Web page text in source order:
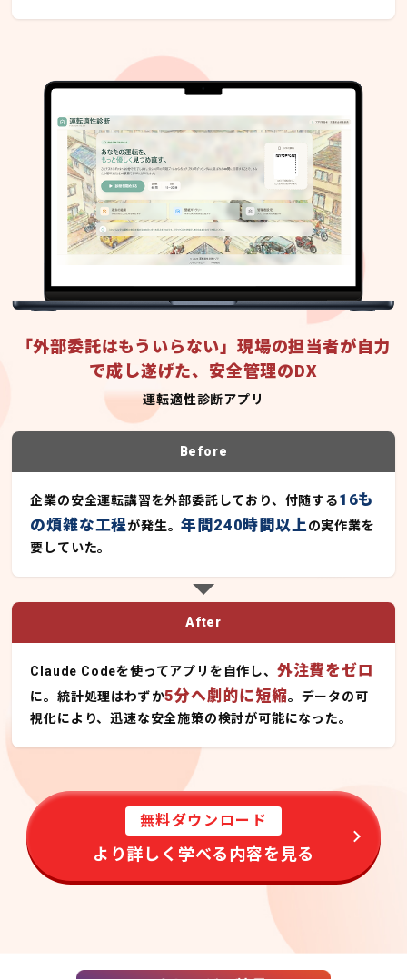
「外部委託はもういらない」現場の担当者が自力
で成し遂げた、安全管理のDX
運転適性診断アプリ
Before
企業の安全運転講習を外部委託しており、付随する16も
の煩雑な工程が発生。年間240時間以上の実作業を
要していた。
After
Claude Codeを使ってアプリを自作し、 外注費をゼロ
に。統計処理はわずか5分へ劇的に短縮。データの可
視化により、迅速な安全施策の検討が可能になった。
無料ダウンロード
より詳しく学べる内容を見る